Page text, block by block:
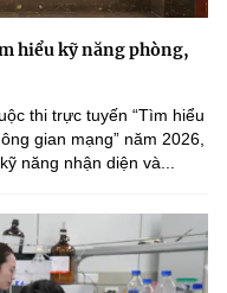
hiểu kỹ năng phòng,
thi trực tuyến “Tìm hiểu
gian mạng” năm 2026,
năng nhận diện và...